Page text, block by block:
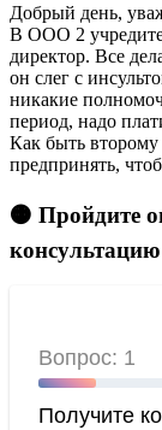
Добрый день,
В ООО 2
директор. Все
он слег с
никакие
период, надо
Как быть
предпринять,
🟠 Пройдите
консультацию